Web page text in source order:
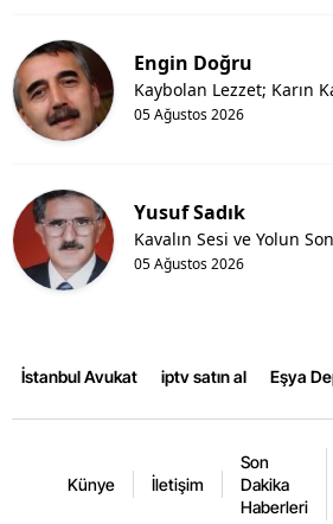
Engin Doğru
05 Ağustos 2026
Kaybolan Lezzet; Karın
Yusuf Sadık
05 Ağustos 2026
Kavalın Sesi ve Yolun
İstanbul Avukat iptv satın al Eşya
Künye İletişim
Son
Dakika
Haberleri